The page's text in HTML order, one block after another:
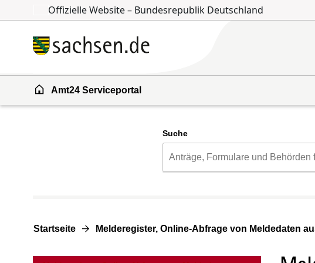
Zum Inhalt springen
Zur Suche springen
Offizielle Website – Bundesrepublik Deutschland
Amt24 Serviceportal
Suche
Startseite Melderegister, Online-Abfrage von Meldedaten